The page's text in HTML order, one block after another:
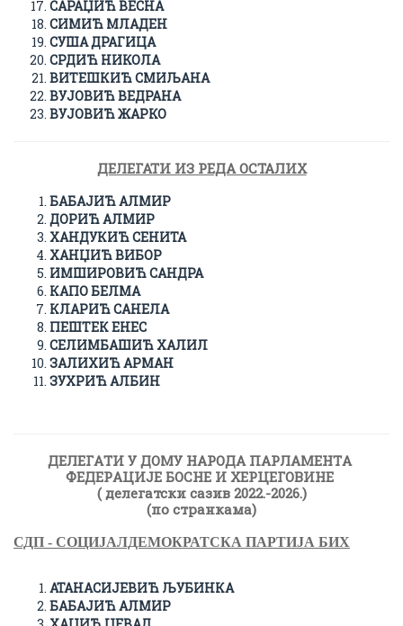
САРАЏИЋ ВЕСНА
СИМИЋ МЛАДЕН
СУША ДРАГИЦА
СРДИЋ НИКОЛА
ВИТЕШКИЋ СМИЉАНА
ВУЈОВИЋ ВЕДРАНА
ВУЈОВИЋ ЖАРКО
ДЕЛЕГАТИ ИЗ РЕДА ОСТАЛИХ
БАБАЈИЋ АЛМИР
ДОРИЋ АЛМИР
ХАНДУКИЋ СЕНИТА
ХАНЏИЋ ВИБОР
ИМШИРОВИЋ САНДРА
КАПО БЕЛМА
КЛАРИЋ САНЕЛА
ПЕШТЕК ЕНЕС
СЕЛИМБАШИЋ ХАЛИЛ
ЗАЛИХИЋ АРМАН
ЗУХРИЋ АЛБИН
ДЕЛЕГAТИ У ДОМУ НAРОДA ПAРЛAМЕНТA
ФЕДЕРAЦИЈЕ БОСНЕ И ХЕРЦЕГОВИНЕ
( делегатски сазив 2022.-2026.)
(по странкама)
СДП - СОЦИЈАЛДЕМОКРАТСКА ПАРТИЈА БИХ
АТАНАСИЈЕВИЋ ЉУБИНКА
БАБАЈИЋ АЛМИР